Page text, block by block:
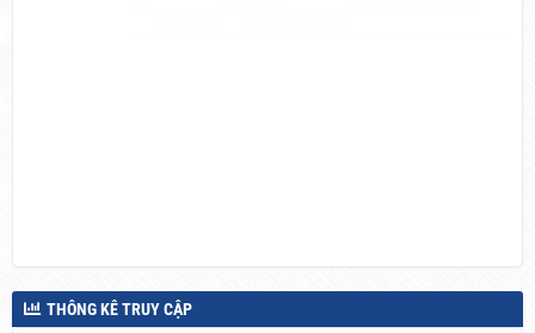
THÔNG KÊ TRUY CẬP